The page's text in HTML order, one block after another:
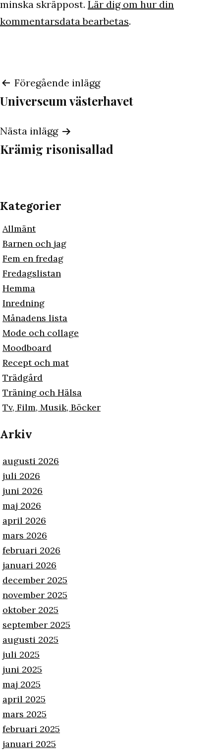
minska skräppost. Lär dig om hur din
kommentarsdata bearbetas.
Inläggsnavigering
Föregående inlägg
Universeum västerhavet
Nästa inlägg
Krämig risonisallad
Kategorier
Allmänt
Barnen och jag
Fem en fredag
Fredagslistan
Hemma
Inredning
Månadens lista
Mode och collage
Moodboard
Recept och mat
Trädgård
Träning och Hälsa
Tv, Film, Musik, Böcker
Arkiv
augusti 2026
juli 2026
juni 2026
maj 2026
april 2026
mars 2026
februari 2026
januari 2026
december 2025
november 2025
oktober 2025
september 2025
augusti 2025
juli 2025
juni 2025
maj 2025
april 2025
mars 2025
februari 2025
januari 2025